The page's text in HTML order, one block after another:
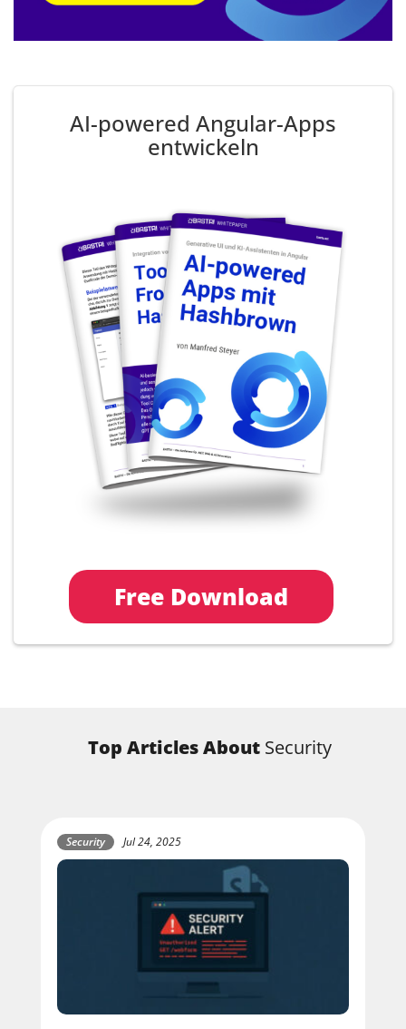
AI-powered Angular-Apps
entwickeln
Free Download
Top Articles About Security
Security Jul 24, 2025